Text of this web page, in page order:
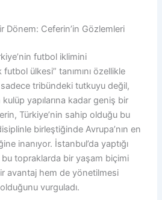
Dönem: Ceferin’in Gözlemleri
futbol iklimini
ülkesi” tanımını özellikle
sadece tribündeki tutkuyu değil,
yapılarına kadar geniş bir
Türkiye’nin sahip olduğu bu
birleştiğinde Avrupa’nın en
inanıyor. İstanbul’da yaptığı
topraklarda bir yaşam biçimi
avantaj hem de yönetilmesi
vurguladı.